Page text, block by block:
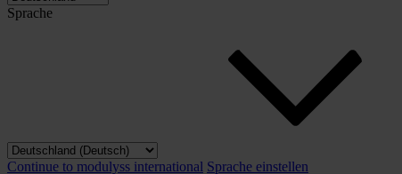
Sprache
Continue to modulyss international Sprache einstellen